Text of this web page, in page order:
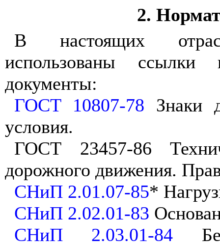
2.
В настоящих
использованы
документы:
ГОСТ 10807-78 Знаки
условия.
ГОСТ 23457-86
дорожного движения.
СНиП 2.01.07-85*
СНиП 2.02.01-83
СНиП 2.03.01-84